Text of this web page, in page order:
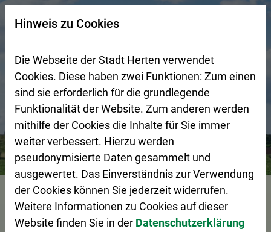
Zur Startseite (Schnelltaste 0)
Zum Seitenanfang springen (Schnelltaste A)
Zur Navigation/Menü springen (Schnelltaste M)
Zur Suche springen (Schnelltaste 8)
Zum Inhalt springen (Schnelltaste I)
Zum Fußbereich springen (Schnelltaste Z)
Bürgerservice Pressemeldungen Gemeinsam aktiv
Vorlesen
Suchseite mit Schnellsuche
Hinweis zu Cookies
Die Webseite der Stadt Herten verwendet
Cookies. Diese haben zwei Funktionen: Zum einen
sind sie erforderlich für die grundlegende
Funktionalität der Website. Zum anderen werden
mithilfe der Cookies die Inhalte für Sie immer
weiter verbessert. Hierzu werden
pseudonymisierte Daten gesammelt und
ausgewertet. Das Einverständnis zur Verwendung
der Cookies können Sie jederzeit widerrufen.
Weitere Informationen zu Cookies auf dieser
Website finden Sie in der Datenschutzerklärung